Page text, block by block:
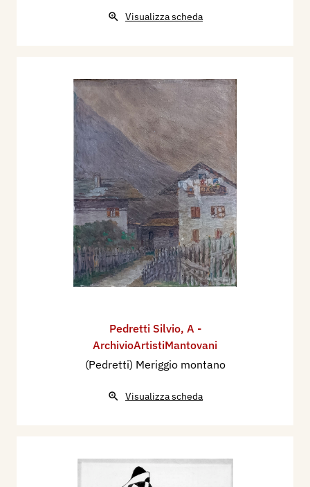
Visualizza scheda
Pedretti Silvio, A -
ArchivioArtistiMantovani
(Pedretti) Meriggio montano
Visualizza scheda